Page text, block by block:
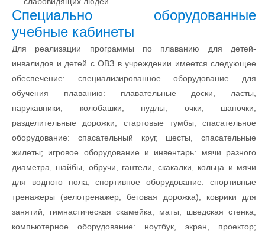
Специально оборудованные
учебные кабинеты
Для реализации программы по плаванию для детей-
инвалидов и детей с ОВЗ в учреждении имеется следующее
обеспечение: специализированное оборудование для
обучения плаванию: плавательные доски, ласты,
нарукавники, колобашки, нудлы, очки, шапочки,
разделительные дорожки, стартовые тумбы; спасательное
оборудование: спасательный круг, шесты, спасательные
жилеты; игровое оборудование и инвентарь: мячи разного
диаметра, шайбы, обручи, гантели, скакалки, кольца и мячи
для водного пола; спортивное оборудование: спортивные
тренажеры (велотренажер, беговая дорожка), коврики для
занятий, гимнастическая скамейка, маты, шведская стенка;
компьютерное оборудование: ноутбук, экран, проектор;